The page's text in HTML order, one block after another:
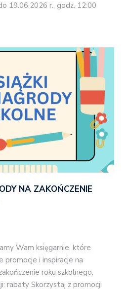
19.06.2026 r., godz. 12:00
NA ZAKOŃCZENIE
Wam księgarnie, które
promocje i inspiracje na
roku szkolnego.
rabaty Skorzystaj z promocji